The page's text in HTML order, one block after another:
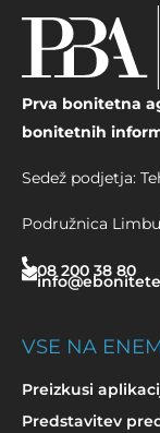
Prva bonitetna
bonitetnih
Sedež podjetja:
Podružnica
08 200 38 80
VSE NA
Preizkusi
Predstavitev